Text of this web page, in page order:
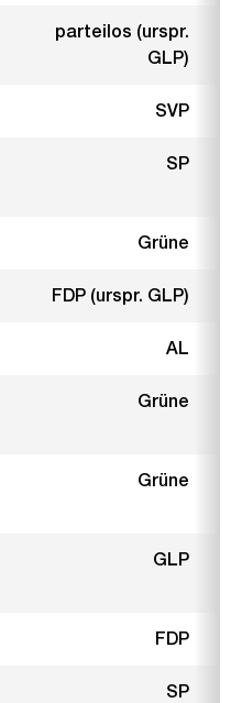
parteilos (urspr.
GLP)
SVP
SP
Grüne
FDP (urspr. GLP)
AL
Grüne
Grüne
GLP
FDP
SP